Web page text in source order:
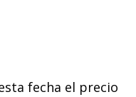
fecha el precio